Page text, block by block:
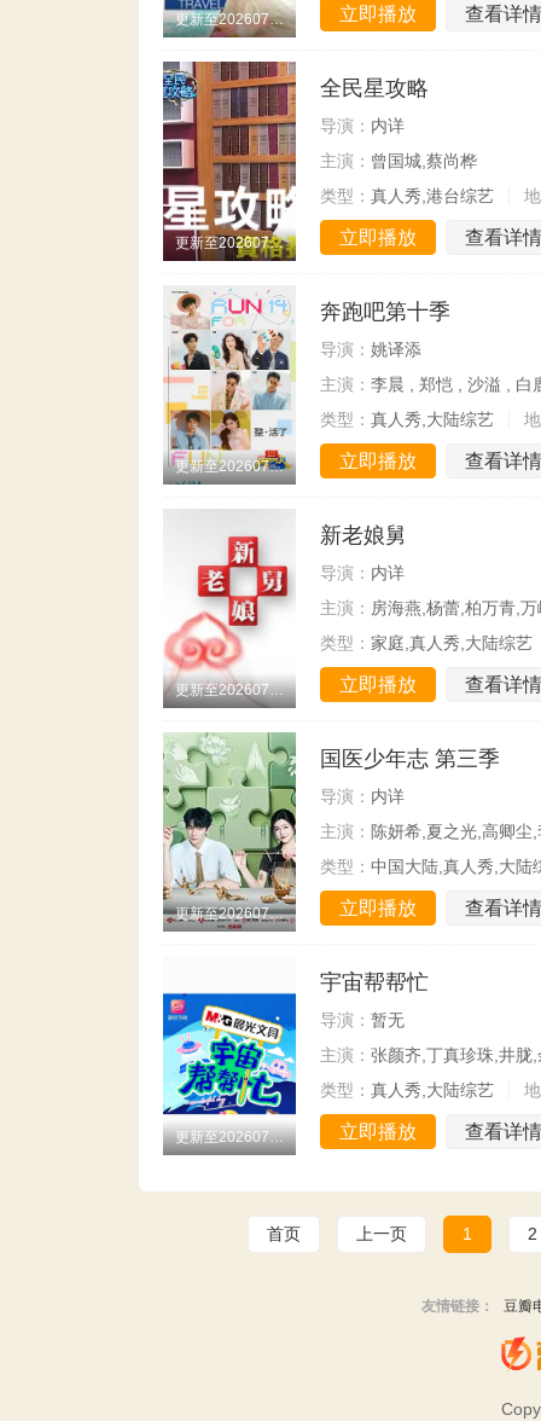
更新至20260730期 立即播放 查看详情
更新至20260730期
全民星攻略
导演： 内详
主演： 曾国城,蔡尚桦
类型： 真人秀,港台综艺
立即播放 查看详情
更新至20260731期
奔跑吧第十季
导演： 姚译添
主演： 李晨 , 郑恺 , 沙溢 , 白
类型： 真人秀,大陆综艺
立即播放 查看详情
更新至20260731期
新老娘舅
导演： 内详
主演： 房海燕,杨蕾,柏万青,
类型： 家庭,真人秀,大陆综艺
立即播放 查看详情
更新至20260731期
国医少年志 第三季
导演： 内详
主演： 陈妍希,夏之光,高卿尘
类型： 中国大陆,真人秀,大陆
立即播放 查看详情
更新至20260731期
宇宙帮帮忙
导演： 暂无
主演： 张颜齐,丁真珍珠,井胧
类型： 真人秀,大陆综艺
立即播放 查看详情
首页 上一页 1 2
友情链接： 豆瓣